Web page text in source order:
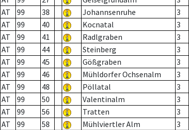
AT
99 38 Johannsenruhe 3
AT
99 40 Kocnatal 3
AT
99 41 Radlgraben 3
AT
99 44 Steinberg 3
AT
99 45 Gößgraben 3
AT
99 46 Mühldorfer Ochsenalm 3
AT
99 48 Pöllatal 3
AT
99 50 Valentinalm 3
AT
99 56 Tratten 3
AT
99 58 Mühlviertler Alm 3